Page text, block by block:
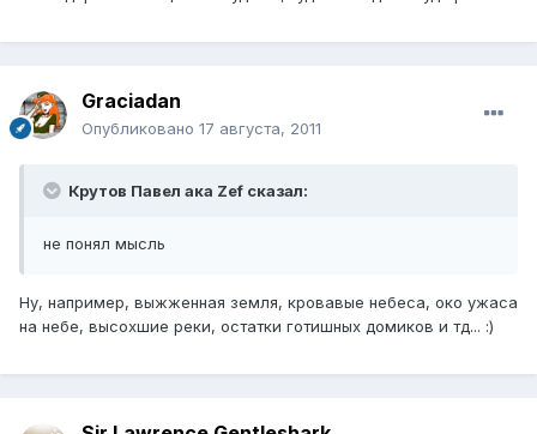
Graciadan
Опубликовано 17 августа, 2011
Крутов Павел ака Zef сказал:
не понял мысль
Ну, например, выжженная земля, кровавые небеса, око ужаса
на небе, высохшие реки, остатки готишных домиков и тд... :)